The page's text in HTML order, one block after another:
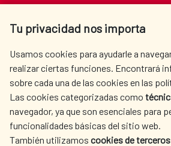
Tu privacidad nos importa
Usamos cookies para ayudarle a
realizar ciertas funciones. Encontrará
sobre cada una de las cookies en las
Las cookies categorizadas como
navegador, ya que son esenciales para
funcionalidades básicas del sitio web.
También utilizamos cookies de terceros
Tel. +34 900 20 30 54​​​​​​​
AECID
WHERE
SPANISH HUMANITARIAN
ACTION
CULTURE AND SCIENCE